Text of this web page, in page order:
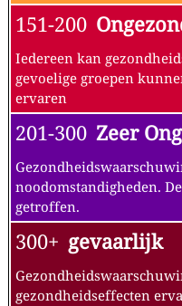
151-200
Iedereen kan
gevoelige groepen
ervaren
201-300 Zeer
noodomstandigheden.
getroffen.
300+ gevaarlijk
gezondheidseffecten